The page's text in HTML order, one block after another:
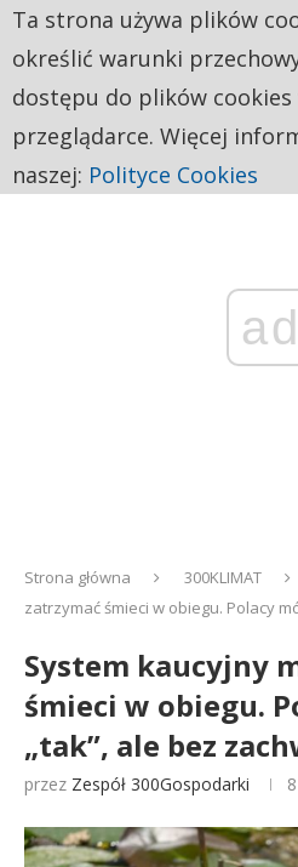
ad
Strona główna 300KLIMAT
zatrzymać śmieci w obiegu. Polacy
System kaucyjny
śmieci w obiegu.
„tak”, ale bez
przez Zespół 300Gospodarki
Ta strona używa plików
określić warunki
dostępu do plików cookies
przeglądarce. Więcej
naszej: Polityce Cookies